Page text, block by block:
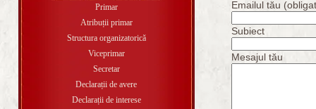
Emailul tău
Subiect
Mesajul tău
Primar
Atribuții primar
Structura organizatorică
Viceprimar
Secretar
Declarații de avere
Declarații de interese